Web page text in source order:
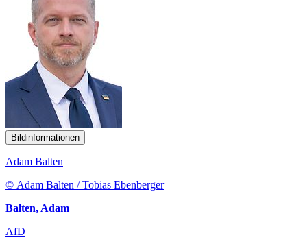
Bildinformationen
Adam Balten
© Adam Balten / Tobias Ebenberger
Balten, Adam
AfD